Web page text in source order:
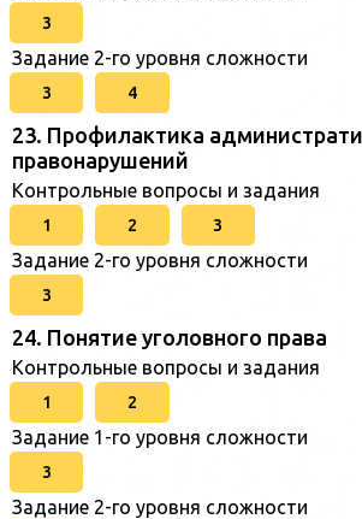
3
Задание 2-го уровня сложности
3 4
23. Профилактика
правонарушений
Контрольные вопросы и задания
1 2 3
Задание 2-го уровня сложности
3
24. Понятие уголовного права
Контрольные вопросы и задания
1 2
Задание 1-го уровня сложности
3
Задание 2-го уровня сложности